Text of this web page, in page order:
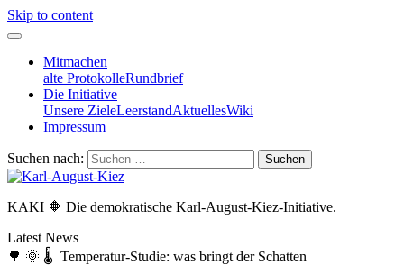
Skip to content
Mitmachen
alte ProtokolleRundbrief
Die Initiative
Unsere ZieleLeerstandAktuellesWiki
Impressum
Suchen nach:
KAKI 🔶 Die demokratische Karl-August-Kiez-Initiative.
Latest News
🌳 🌞 🌡️ Temperatur-Studie: was bringt der Schatten